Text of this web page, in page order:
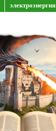
электроэнергия